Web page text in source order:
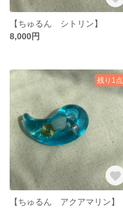
【ちゅるん シトリン】
8,000円
残り1点
【ちゅるん アクアマリン】